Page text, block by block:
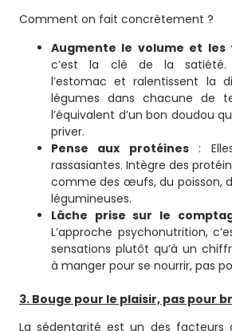
Comment on fait concrètement ?
Augmente le volume et les
c’est la clé de la satiété.
l’estomac et ralentissent la
légumes dans chacune de
l’équivalent d’un bon doudou
priver.
Pense aux protéines:
rassasiantes. Intègre des
comme des œufs, du poisson,
légumineuses.
Lâche prise sur le
L’approche psychonutrition,
sensations plutôt qu’à un
à manger pour se nourrir, pas
3. Bouge pour le plaisir, pas pour
La sédentarité est un des facteurs